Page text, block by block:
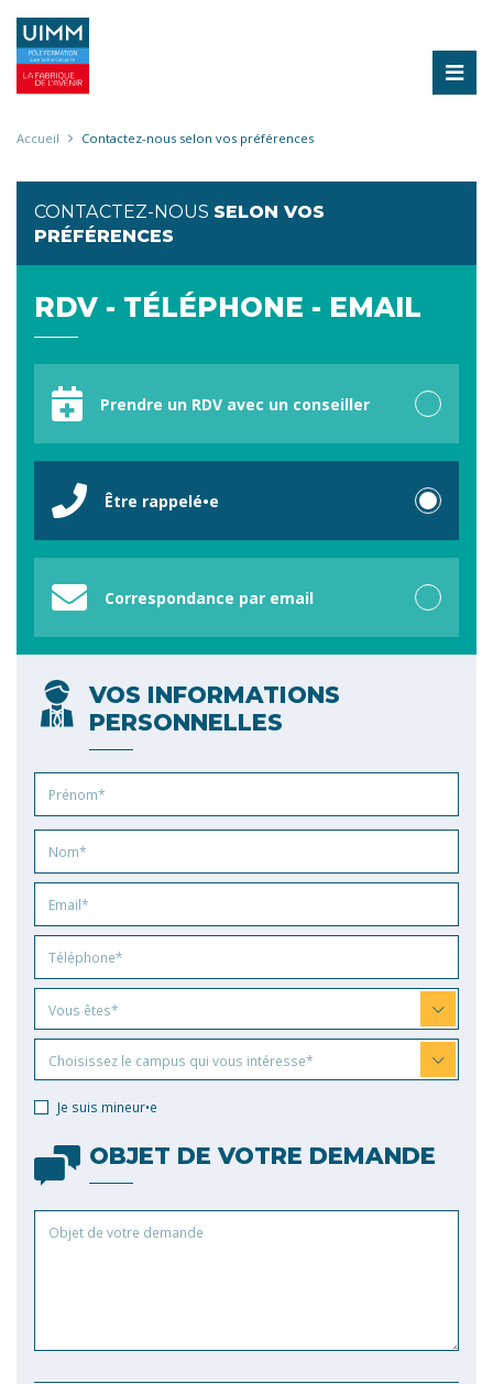
contenu
principal
Fil
Accueil Contactez-nous selon vos préférences
CONTACTEZ-NOUS SELON VOS
PRÉFÉRENCES
RDV - TÉLÉPHONE - EMAIL
préférencePrendre un RDV avec un conseiller
Être rappelé•e
Correspondance par email
VOS INFORMATIONS
PERSONNELLES
êtes
Vous êtes*
qui
intéresse
Choisissez le campus qui vous intéresse*
Je suis mineur•e
OBJET DE VOTRE DEMANDE
de